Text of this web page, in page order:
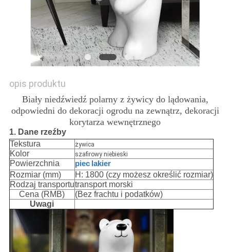
SITEMAP
PRIVACY
POLICY
opis produktu
Biały niedźwiedź polarny z żywicy do lądowania,
odpowiedni do dekoracji ogrodu na zewnątrz, dekoracji
korytarza wewnętrznego
1. Dane rzeźby
Tekstura
żywica
Kolor szafirowy niebieski
Powierzchnia piec lakier
Rozmiar (mm)
H: 1800 (czy możesz określić rozmiar)
Rodzaj transportutransport morski
Cena (RMB)
(Bez frachtu i podatków)
Uwagi